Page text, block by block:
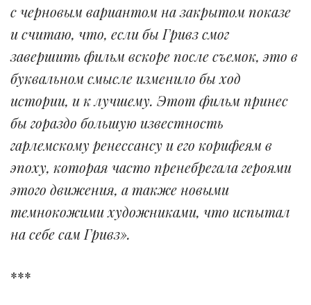
с черновым вариантом на закрытом показе
и считаю, что, если бы Гривз смог
завершить фильм вскоре после съемок, это в
буквальном смысле изменило бы ход
истории, и к лучшему. Этот фильм принес
бы гораздо большую известность
гарлемскому ренессансу и его корифеям в
эпоху, которая часто пренебрегала героями
этого движения, а также новыми
темнокожими художниками, что испытал
на себе сам Гривз».
***